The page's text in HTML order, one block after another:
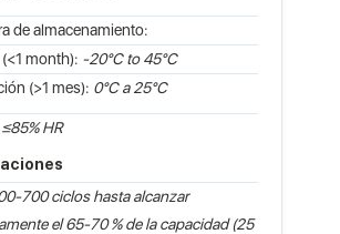
de almacenamiento:
month): -20°C to 45°C
(>1 mes): 0°C a 25°C
≤85% HR
700 ciclos hasta alcanzar
el 65-70 % de la capacidad (25